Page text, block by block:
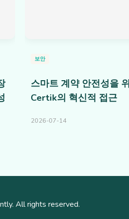
보안
스마트 계약 안전성을
Certik의 혁신적 접근
2026-07-14
All rights reserved.